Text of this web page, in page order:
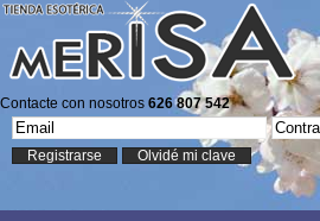
Contacte con nosotros 626 807 542
Registrarse
Olvidé mi clave